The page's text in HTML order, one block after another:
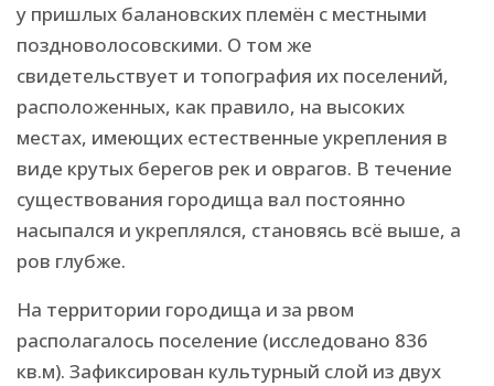
у пришлых балановских племён с местными
поздноволосовскими. О том же
свидетельствует и топография их поселений,
расположенных, как правило, на высоких
местах, имеющих естественные укрепления в
виде крутых берегов рек и оврагов. В течение
существования городища вал постоянно
насыпался и укреплялся, становясь всё выше, а
ров глубже.
На территории городища и за рвом
располагалось поселение (исследовано 836
кв.м). Зафиксирован культурный слой из двух